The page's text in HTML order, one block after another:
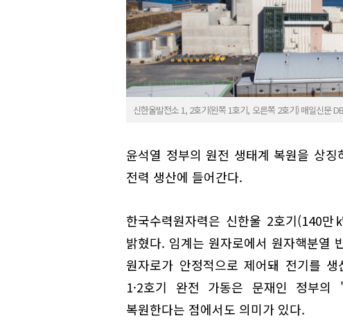
신한울발전소 1, 2호기(왼쪽 1호기, 오른쪽 2호기) 매일신문 DB
윤석열 정부의 원전 생태계 복원을 상
전력 생산에 들어간다.
한국수력원자력은 신한울 2호기(140
밝혔다. 임계는 원자로에서 원자핵분열
원자로가 안정적으로 제어돼 전기를
1·2호기 완전 가동은 문재인 정부
복원한다는 점에서도 의미가 있다.